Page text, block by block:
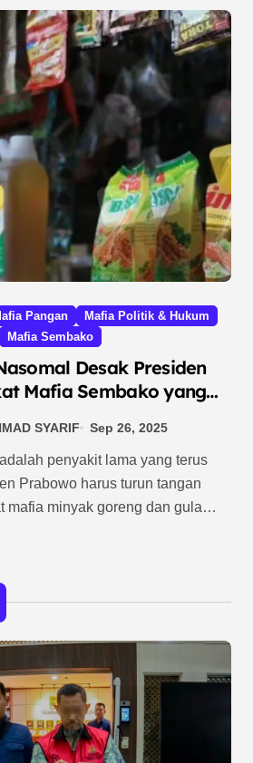
Pangan
Mafia Politik & Hukum
Mafia Sembako
Desak Presiden
Mafia Sembako yang
Harga Minyak dan Gula
SYARIF Sep 26, 2025
Prabowo harus turun tangan
mafia minyak goreng dan gula…